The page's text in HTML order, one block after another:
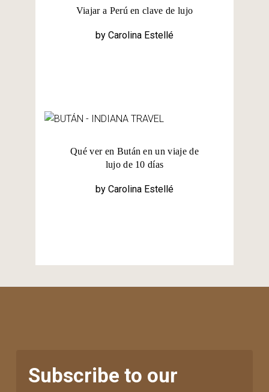
Viajar a Perú en clave de lujo
by Carolina Estellé
Qué ver en Bután en un viaje de
lujo de 10 días
by Carolina Estellé
Subscribe to our